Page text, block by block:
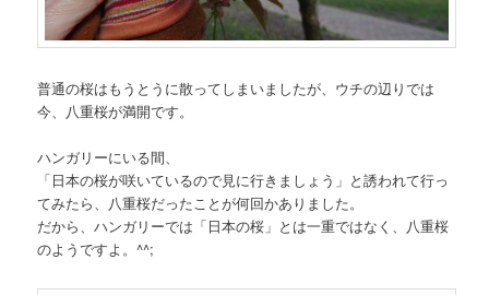
普通の桜はもうとうに散ってしまいましたが、ウチの辺りでは
今、八重桜が満開です。
ハンガリーにいる間、
「日本の桜が咲いているので見に行きましょう」と誘われて行っ
てみたら、八重桜だったことが何回かありました。
だから、ハンガリーでは「日本の桜」とは一重ではなく、八重桜
のようですよ。^^;